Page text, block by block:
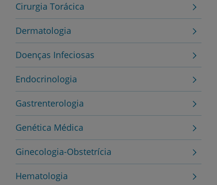
Cirurgia Torácica
Dermatologia
Doenças Infeciosas
Endocrinologia
Gastrenterologia
Genética Médica
Ginecologia-Obstetrícia
Hematologia